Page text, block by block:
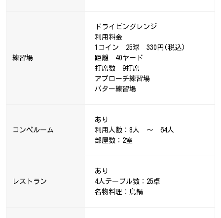
練習場
ドライビングレンジ
利用料金
1コイン 25球 330円(税込)
距離 40ヤード
打席数 9打席
アプローチ練習場
パター練習場
コンペルーム
あり
利用人数：8人 ～ 64人
部屋数：2室
レストラン
あり
4人テーブル数：25卓
名物料理：鳥鍋